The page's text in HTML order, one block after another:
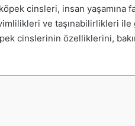
cinsleri, insan yaşamına
ve taşınabilirlikleri
cinslerinin özelliklerini,